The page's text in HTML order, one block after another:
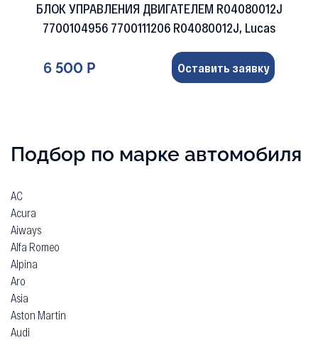
БЛОК УПРАВЛЕНИЯ ДВИГАТЕЛЕМ R04080012J
7700104956 7700111206 R04080012J, Lucas
6 500 Р Оставить заявку
Подбор по марке автомобиля
AC
Acura
Aiways
Alfa Romeo
Alpina
Aro
Asia
Aston Martin
Audi